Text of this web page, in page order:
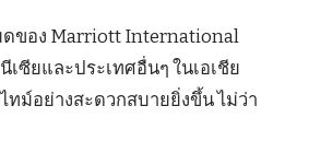
ดของ Marriott International
ซียและประเทศอื่นๆ ในเอเชีย
ทม์อย่างสะดวกสบายยิ่งขึ้น ไม่ว่า